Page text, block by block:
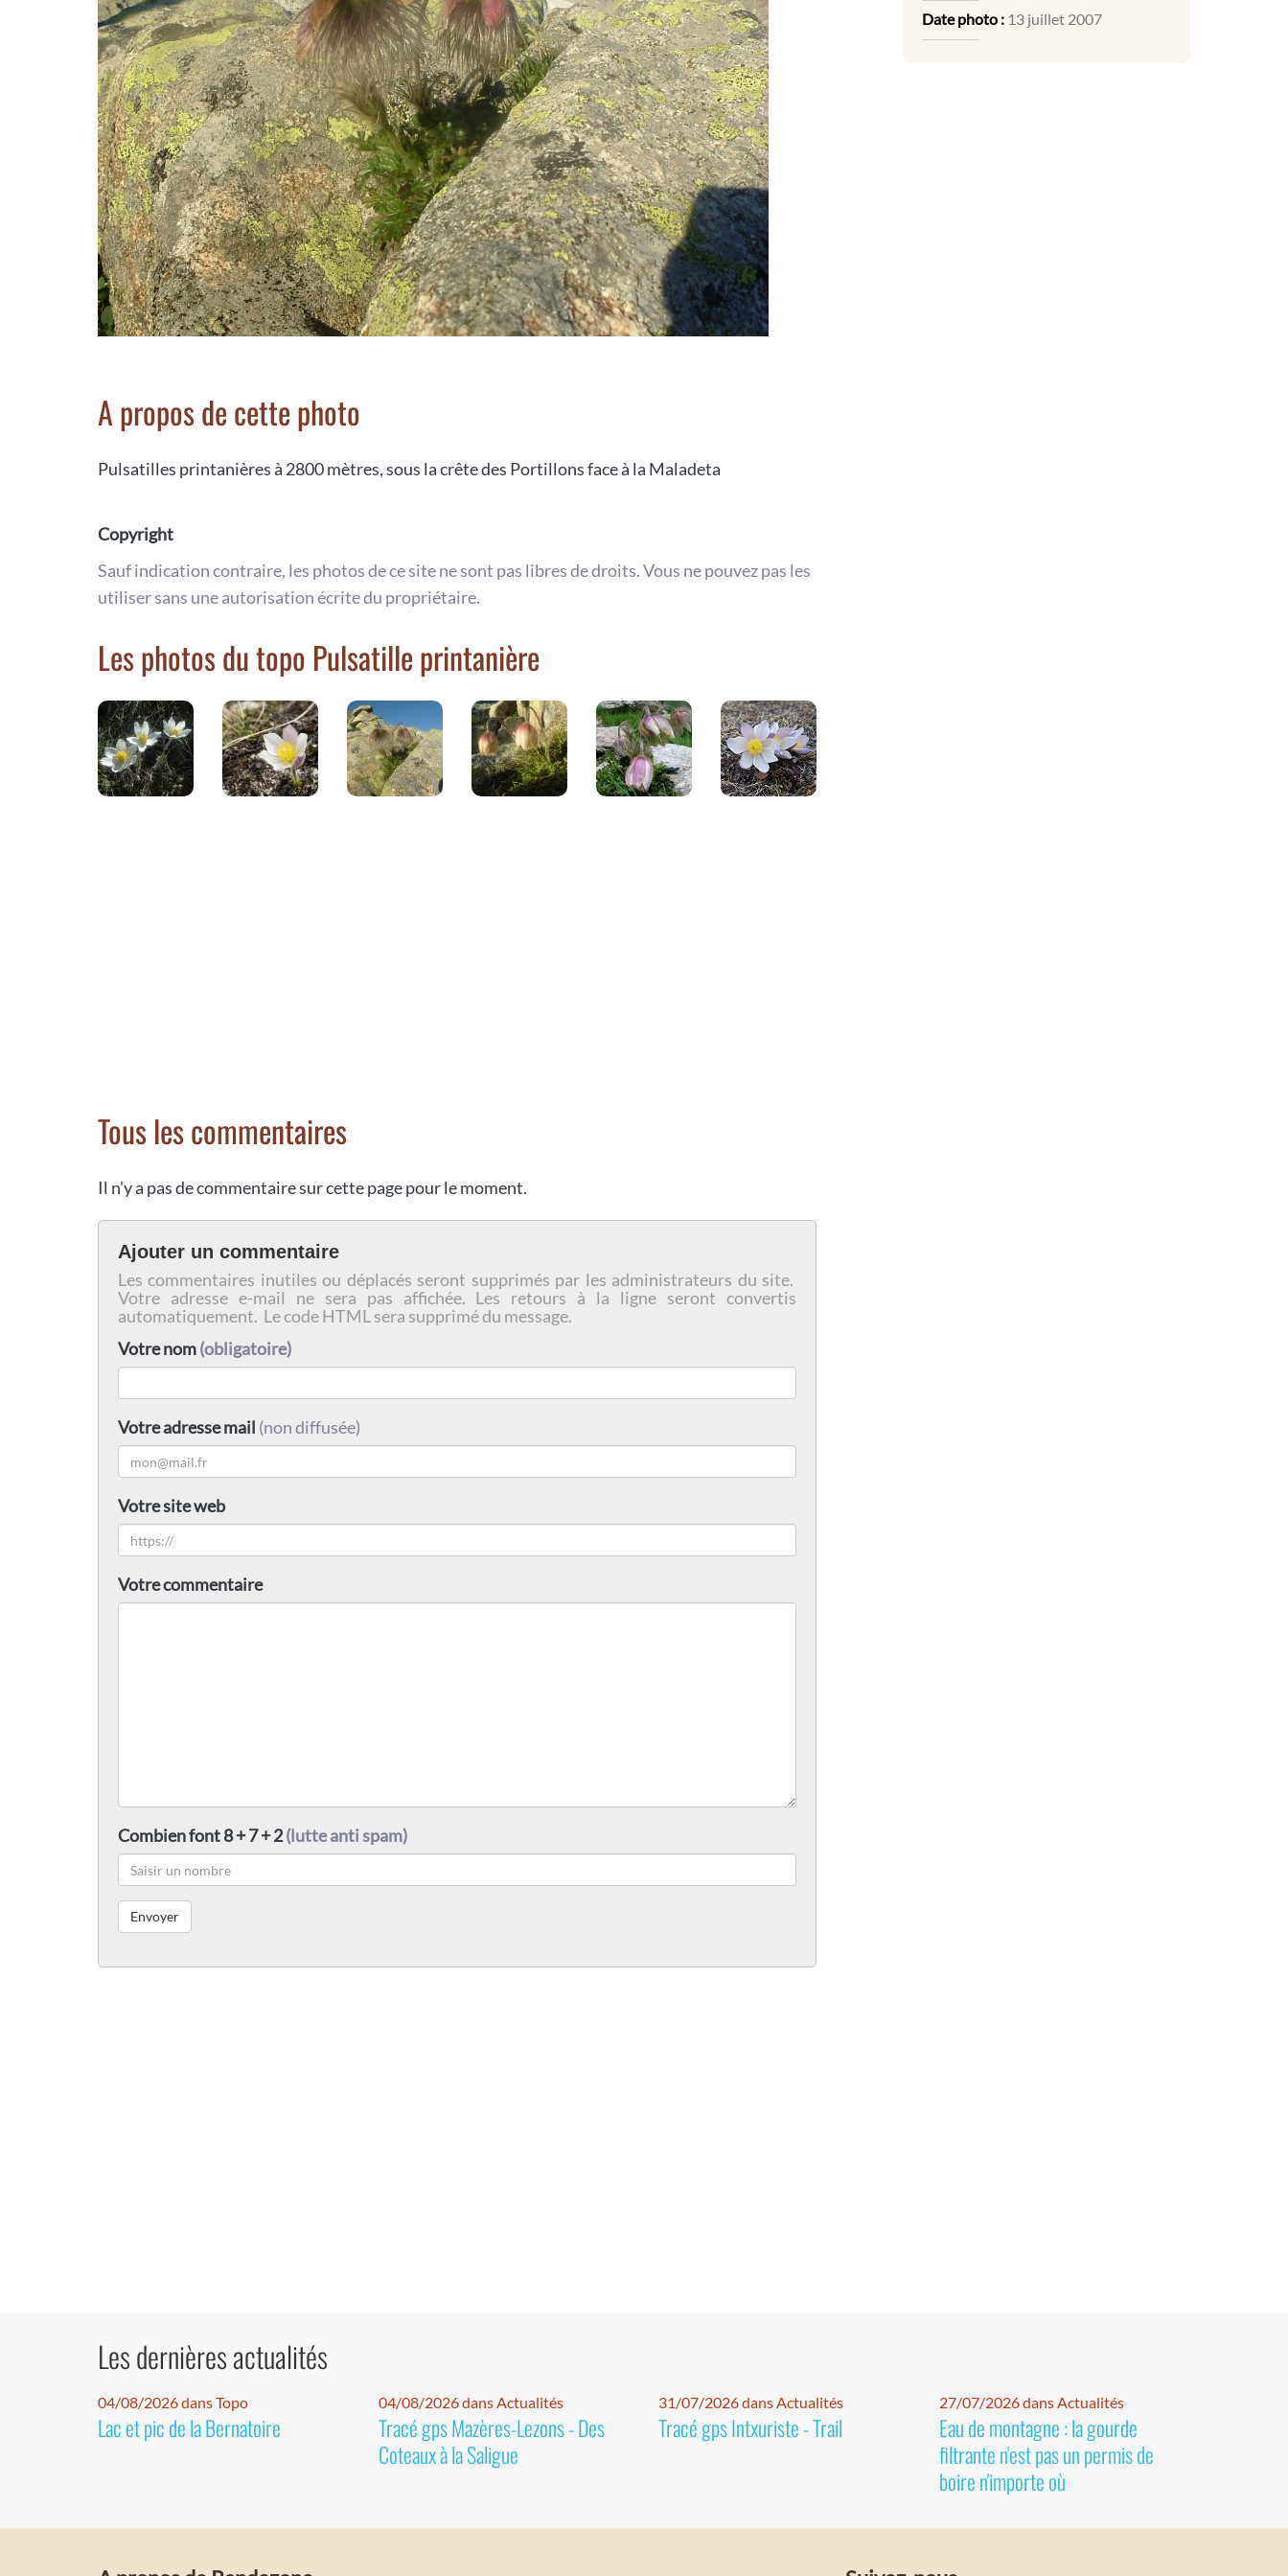
A propos de cette photo
Pulsatilles printanières à 2800 mètres, sous la crête des Portillons face à la Maladeta
Copyright
Sauf indication contraire, les photos de ce site ne sont pas libres de droits. Vous ne pouvez pas les
utiliser sans une autorisation écrite du propriétaire.
Les photos du topo Pulsatille printanière
Tous les commentaires
Il n'y a pas de commentaire sur cette page pour le moment.
Ajouter un commentaire
Les commentaires inutiles ou déplacés seront supprimés par les administrateurs du site.
Votre adresse e-mail ne sera pas affichée. Les retours à la ligne seront convertis
automatiquement. Le code HTML sera supprimé du message.
Votre nom(obligatoire)
Votre adresse mail (non diffusée)
Votre site web
Votre commentaire
Combien font 8 + 7 + 2(lutte anti spam)
Date photo : 13 juillet 2007
Les dernières actualités
04/08/2026 dans Topo
Lac et pic de la Bernatoire
04/08/2026 dans Actualités
Tracé gps Mazères-Lezons - Des
Coteaux à la Saligue
31/07/2026 dans Actualités
Tracé gps Intxuriste - Trail
27/07/2026 dans Actualités
Eau de montagne : la gourde
filtrante n'est pas un permis de
boire n'importe où